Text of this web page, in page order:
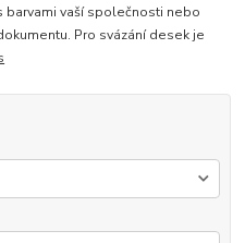
vaší společnosti nebo
Pro svázání desek je